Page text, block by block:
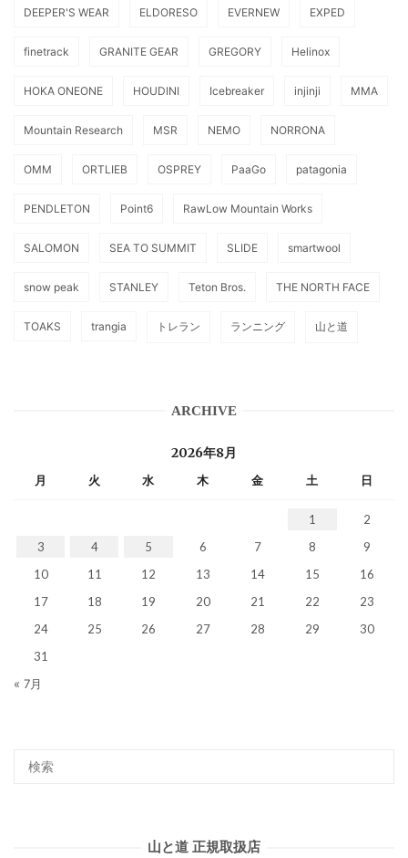
DEEPER'S WEAR ELDORESO EVERNEW EXPED
finetrack GRANITE GEAR GREGORY Helinox
HOKA ONEONE HOUDINI Icebreaker injinji MMA
Mountain Research MSR NEMO NORRONA
OMM ORTLIEB OSPREY PaaGo patagonia
PENDLETON Point6 RawLow Mountain Works
SALOMON SEA TO SUMMIT SLIDE smartwool
snow peak STANLEY Teton Bros. THE NORTH FACE
TOAKS trangia トレラン ランニング 山と道
ARCHIVE
2026年8月
月 火 水 木 金 土 日
1
2
3
4 5 6 7 8
9
10
11 12 13 14 15
16
17
18 19 20 21 22
23
24
25 26 27 28 29
30
31
« 7月
山と道 正規取扱店